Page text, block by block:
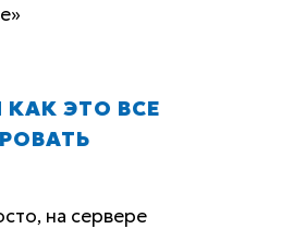
ЭТО ВСЕ
на сервере